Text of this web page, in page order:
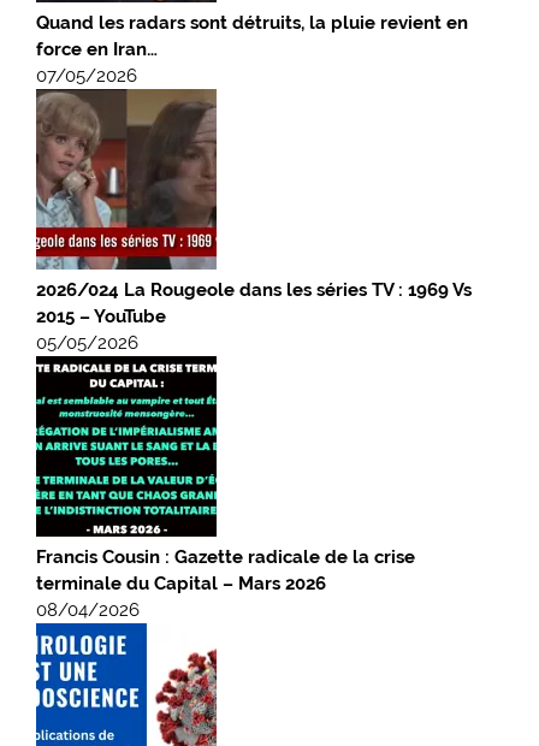
Quand les radars sont détruits, la pluie revient en
force en Iran…
07/05/2026
2026/024 La Rougeole dans les séries TV : 1969 Vs
2015 – YouTube
05/05/2026
Francis Cousin : Gazette radicale de la crise
terminale du Capital – Mars 2026
08/04/2026